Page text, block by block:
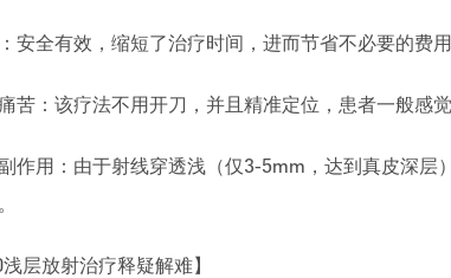
安全有效，缩短了治疗时间，进而节省不必要的费用
苦：该疗法不用开刀，并且精准定位，患者一般感
作用：由于射线穿透浅（仅3-5mm，达到真皮深
层放射治疗释疑解难】